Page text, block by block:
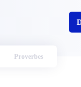
Proverbes